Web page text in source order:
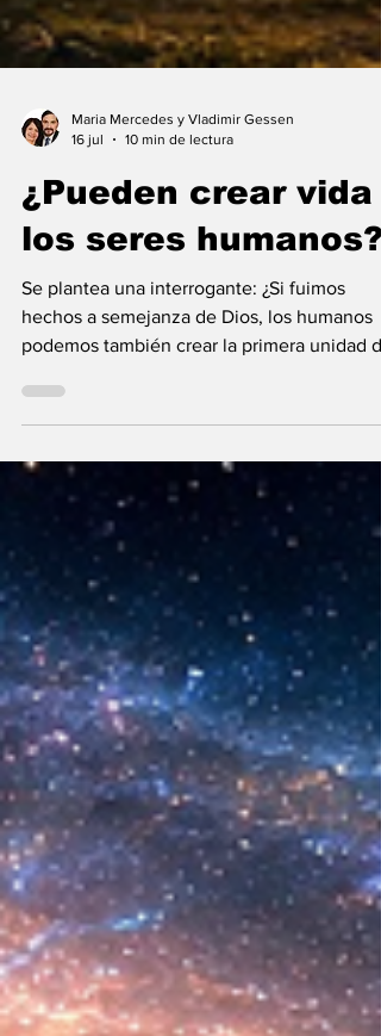
Maria Mercedes y Vladimir Gessen
10 min de lectura
¿Pueden crear vida
los seres humanos?
hechos a semejanza de Dios, los humanos
podemos también crear la primera unidad
la existencia?... “SpudCell”, una célula
sintética desarrollada en laboratorio abre
nueva era científica que desafía nuestras
ideas sobre la creación... ¿Podemos crear
biológica? Durante siglos creímos que la
mayor aspiración de la inteligencia humana
consistía en comprender la vida. Hoy
comienza a aparecer una posibilidad todavía
más desconcer